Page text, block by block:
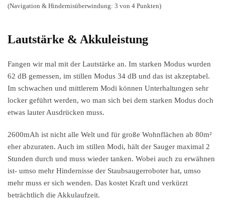
(Navigation & Hindernisüberwindung: 3 von 4 Punkten)
Lautstärke & Akkuleistung
Fangen wir mal mit der Lautstärke an. Im starken Modus wurden
62 dB gemessen, im stillen Modus 34 dB und das ist akzeptabel.
Im schwachen und mittlerem Modi können Unterhaltungen sehr
locker geführt werden, wo man sich bei dem starken Modus doch
etwas lauter Ausdrücken muss.
2600mAh ist nicht alle Welt und für große Wohnflächen ab 80m²
eher abzuraten. Auch im stillen Modi, hält der Sauger maximal 2
Stunden durch und muss wieder tanken. Wobei auch zu erwähnen
ist- umso mehr Hindernisse der Staubsaugerroboter hat, umso
mehr muss er sich wenden. Das kostet Kraft und verkürzt
beträchtlich die Akkulaufzeit.